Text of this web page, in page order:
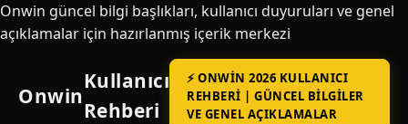
Onwin güncel bilgi başlıkları, kullanıcı duyuruları ve genel
açıklamalar için hazırlanmış içerik merkezi
Onwin
Kullanıcı
Rehberi
⚡ ONWIN 2026 KULLANICI
REHBERI | GÜNCEL BILGILER
VE GENEL AÇIKLAMALAR